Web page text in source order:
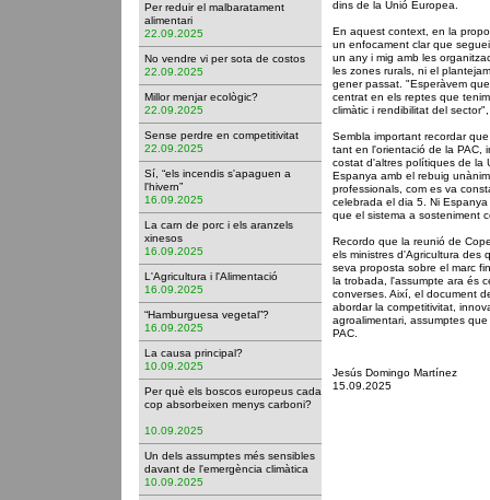
Per reduir el malbaratament
alimentari
22.09.2025
No vendre vi per sota de costos
22.09.2025
Millor menjar ecològic?
22.09.2025
Sense perdre en competitivitat
22.09.2025
Sí, “els incendis s'apaguen a
l'hivern”
16.09.2025
La carn de porc i els aranzels
xinesos
16.09.2025
L'Agricultura i l'Alimentació
16.09.2025
“Hamburguesa vegetal”?
16.09.2025
La causa principal?
10.09.2025
Per què els boscos europeus cada
cop absorbeixen menys carboni?
10.09.2025
Un dels assumptes més sensibles
davant de l'emergència climàtica
10.09.2025
dins de la Unió Europea.
En aquest context, en la
un enfocament clar que
un any i mig amb les
les zones rurals, ni el
gener passat. "Esperàvem
centrat en els reptes que
climàtic i rendibilitat del
Sembla important recordar
tant en l'orientació de la PAC,
costat d'altres polítiques de la
Espanya amb el rebuig
professionals, com es va
celebrada el dia 5. Ni
que el sistema a sosteniment
Recordo que la reunió de
els ministres d'Agricultura des
seva proposta sobre el marc
la trobada, l'assumpte ara és
converses. Així, el document
abordar la competitivitat,
agroalimentari, assumptes
PAC.
Jesús Domingo Martínez
15.09.2025